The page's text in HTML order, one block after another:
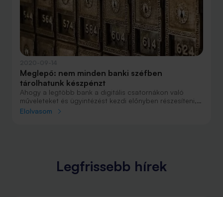
Meglepő: nem minden banki széfben
tárolhatunk készpénzt
Ahogy a legtöbb bank a digitális csatornákon való
műveleteket és ügyintézést kezdi előnyben részesíteni,
úgy a hagyományos banki széfbérlés kissé régimódi
igénybe venni, ugyanakkor számítsunk rá, hogy
készpénzt már nem tárolhatunk akármelyik kereskedelmi
Elolvasom
Legfrissebb hírek